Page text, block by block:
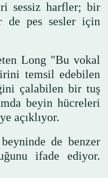
sessiz harfler; bir
de pes sesler için
Long "Bu vokal
temsil edebilen
çalabilen bir tuş
beyin hücreleri
açıklıyor.
de benzer
ifade ediyor.